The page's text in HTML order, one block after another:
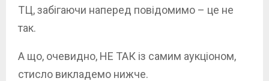
ТЦ, забігаючи наперед повідомимо – це не
так.
А що, очевидно, НЕ ТАК із самим аукціоном,
стисло викладемо нижче.